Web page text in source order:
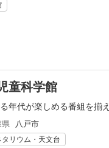
童科学館
年代が楽しめる番組を揃
県 八戸市
タリウム・天文台